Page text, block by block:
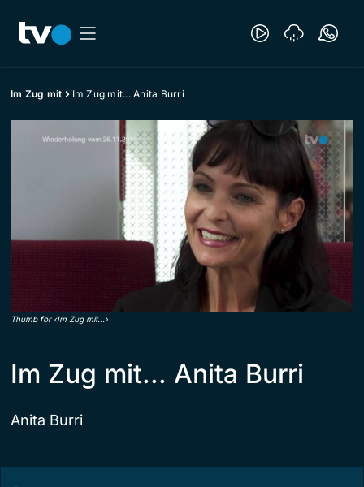
Im Zug mit Im Zug mit... Anita Burri
Thumb for ‹Im Zug mit...›
Im Zug mit... Anita Burri
Anita Burri